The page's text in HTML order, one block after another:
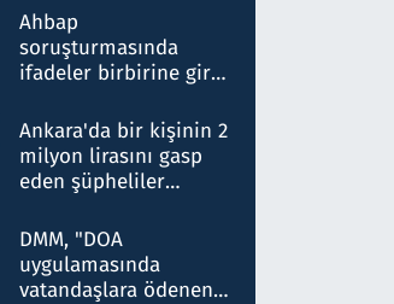
nitelikte olduğunu
belirtti
Ahbap
soruşturmasında
ifadeler birbirine girdi:
ifadelerinden ortaya
çıkan tablo şok etti
Ankara'da bir kişinin 2
milyon lirasını gasp
eden şüpheliler
DMM, "DOA
uygulamasında
vatandaşlara ödenen